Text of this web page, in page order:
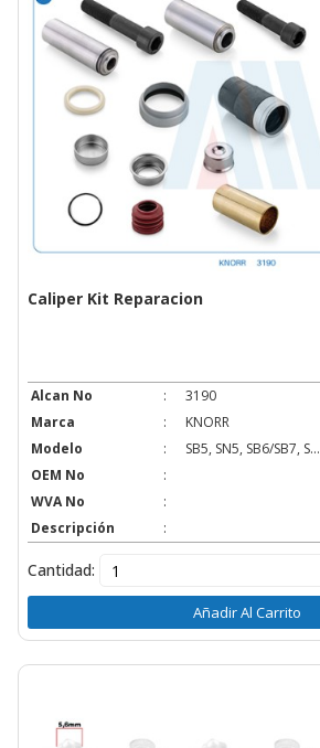
Caliper Kit Reparacion
Alcan No :
3190
Marca
:
KNORR
Modelo
:
SB5, SN5, SB6/SB7, S...
OEM No
:
WVA No
:
Descripción
:
Cantidad:
Añadir Al Carrito